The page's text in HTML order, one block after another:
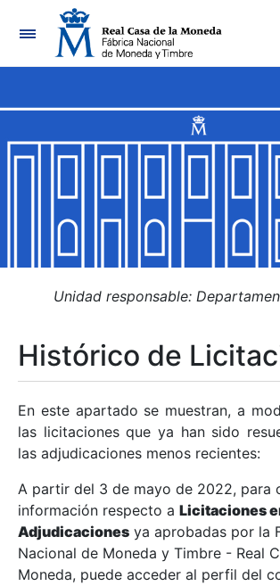
Navegación
Mostrar/Ocultar
Mostrar/Ocultar
Mostrar/Ocultar
Mostrar/Ocultar
Mostrar/Ocultar
Mostrar/Ocultar
Unidad responsable:
Histórico de
En este apartado se muestran, a
las licitaciones que ya han sido
las adjudicaciones menos recientes:
A partir del 3 de mayo de 2022, para
información respecto a Licitaciones
Adjudicaciones ya aprobadas por la
Nacional de Moneda y Timbre - Real
Moneda, puede acceder al perfil del